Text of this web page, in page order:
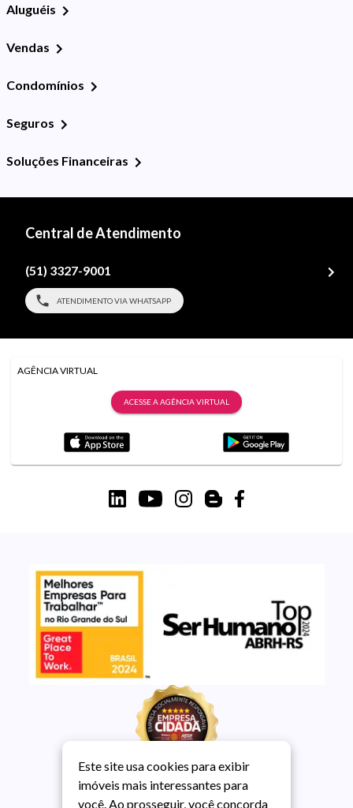
Aluguéis
Vendas
Condomínios
Seguros
Soluções Financeiras
Central de Atendimento
(51) 3327-9001
ATENDIMENTO VIA WHATSAPP
AGÊNCIA VIRTUAL
ACESSE A AGÊNCIA VIRTUAL
Este site usa cookies para exibir
imóveis mais interessantes para
você. Ao prosseguir, você concorda